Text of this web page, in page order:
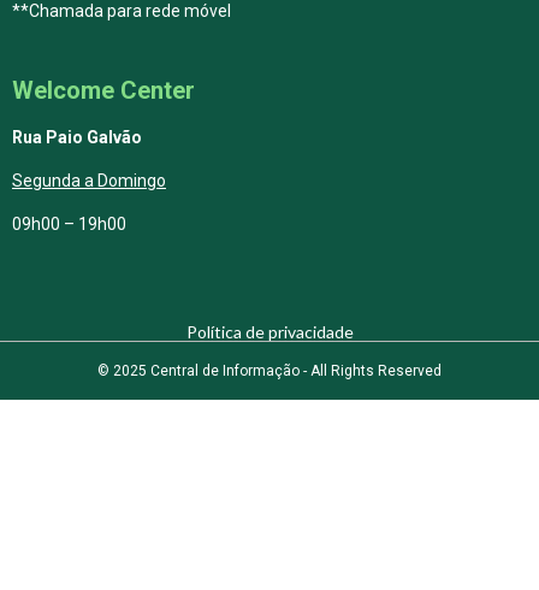
**Chamada para rede móvel
Welcome Center
Rua Paio Galvão
Segunda a Domingo
09h00 – 19h00
Política de privacidade
© 2025 Central de Informação - All Rights Reserved